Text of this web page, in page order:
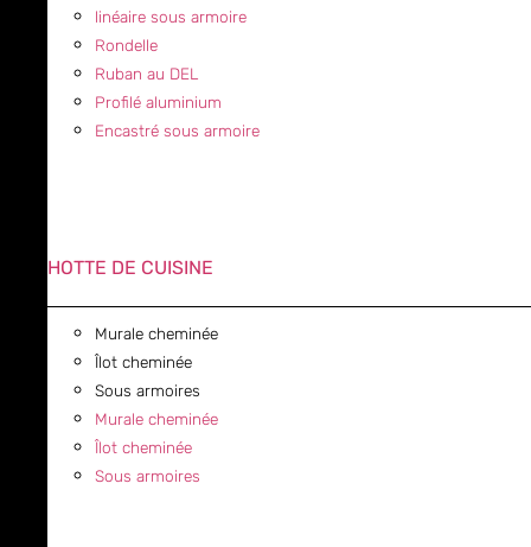
linéaire sous armoire
Rondelle
Ruban au DEL
Profilé aluminium
Encastré sous armoire
HOTTE DE CUISINE
Murale cheminée
Îlot cheminée
Sous armoires
Murale cheminée
Îlot cheminée
Sous armoires